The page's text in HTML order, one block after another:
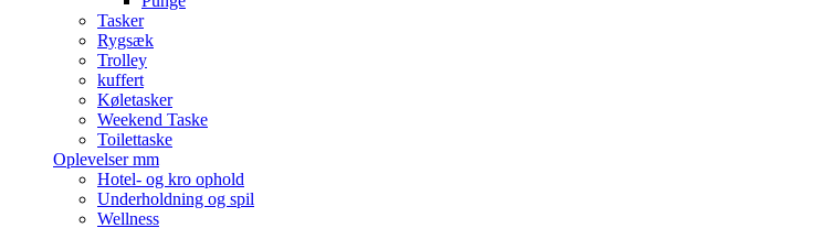
Tasker
Rygsæk
Trolley
kuffert
Køletasker
Weekend Taske
Toilettaske
Oplevelser mm
Hotel- og kro ophold
Underholdning og spil
Wellness